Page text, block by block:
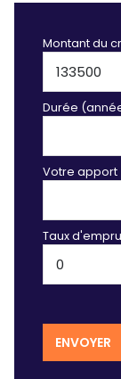
Montant du
Durée
Votre apport
Taux
ENVOYER